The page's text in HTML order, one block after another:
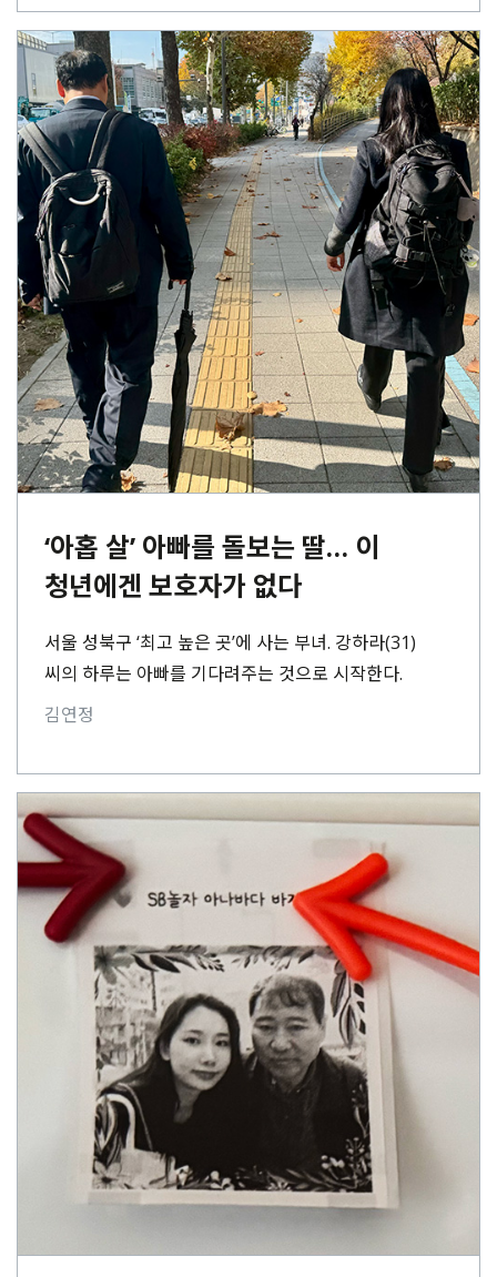
‘아홉 살’ 아빠를 돌보는 딸… 이
청년에겐 보호자가 없다
서울 성북구 ‘최고 높은 곳’에 사는 부녀. 강하라(31)
씨의 하루는 아빠를 기다려주는 것으로 시작한다.
강성종(60) 씨는 아홉 살 수준의 지적⋯
김연정